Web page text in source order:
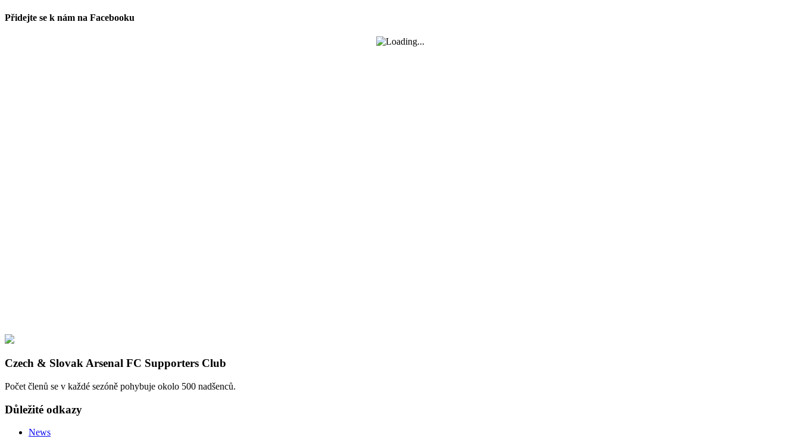
Přidejte se k nám na Facebooku
Czech & Slovak Arsenal FC Supporters Club
Počet členů se v každé sezóně pohybuje okolo 500 nadšenců.
Důležité odkazy
News